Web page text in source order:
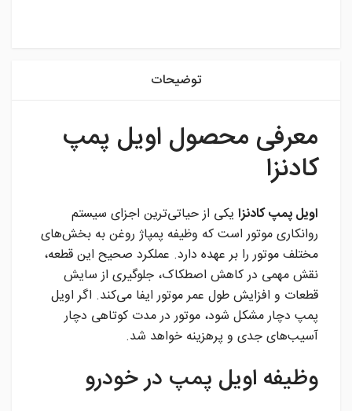
توضیحات
معرفی محصول اویل پمپ
کادنزا
اویل پمپ کادنزا یکی از حیاتی‌ترین اجزای سیستم
روانکاری موتور است که وظیفه پمپاژ روغن به بخش‌های
مختلف موتور را بر عهده دارد. عملکرد صحیح این قطعه،
نقش مهمی در کاهش اصطکاک، جلوگیری از سایش
قطعات و افزایش طول عمر موتور ایفا می‌کند. اگر اویل
پمپ دچار مشکل شود، موتور در مدت کوتاهی دچار
آسیب‌های جدی و پرهزینه خواهد شد.
وظیفه اویل پمپ در خودرو